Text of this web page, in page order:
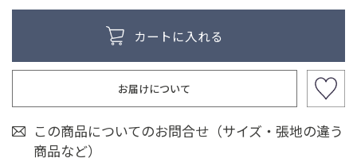
お届けについて
この商品についてのお問合せ（サイズ・張地の違う
商品など）